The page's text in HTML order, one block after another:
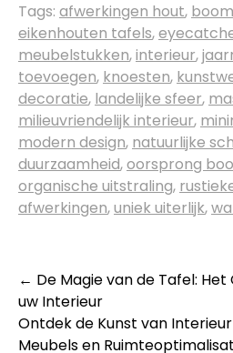
Tags: afwerkingen hout,
eikenhouten tafels,
meubelstukken,interieur,
toevoegen, knoesten,
decoratie, landelijke sfeer,
milieuvriendelijk interieur,
modern design, natuurlijke
duurzaamheid,oorsprong
organische uitstraling,
afwerkingen,uniek uiterlijk,
← De Magie van de Tafel:
uw Interieur
Ontdek de Kunst van
Meubels en